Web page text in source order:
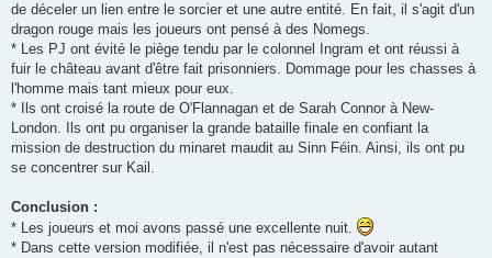
de déceler un lien entre le sorcier et une autre entité. En fait, il s'agit d'un
dragon rouge mais les joueurs ont pensé à des Nomegs.
* Les PJ ont évité le piège tendu par le colonnel Ingram et ont réussi à
fuir le château avant d'être fait prisonniers. Dommage pour les chasses à
l'homme mais tant mieux pour eux.
* Ils ont croisé la route de O'Flannagan et de Sarah Connor à New-
London. Ils ont pu organiser la grande bataille finale en confiant la
mission de destruction du minaret maudit au Sinn Féin. Ainsi, ils ont pu
se concentrer sur Kail.
Conclusion :
* Les joueurs et moi avons passé une excellente nuit.
* Dans cette version modifiée, il n'est pas nécessaire d'avoir autant